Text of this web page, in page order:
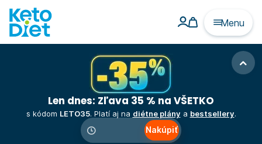
Menu
Len dnes: Zľava 35 % na VŠETKO
s kódom LETO35. Platí aj na diétne plány a bestsellery.
Nakúpiť